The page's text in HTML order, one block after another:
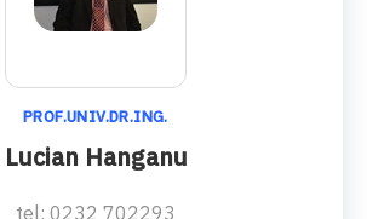
PROF.UNIV.DR.ING.
Lucian Hanganu
tel: 0232 702293